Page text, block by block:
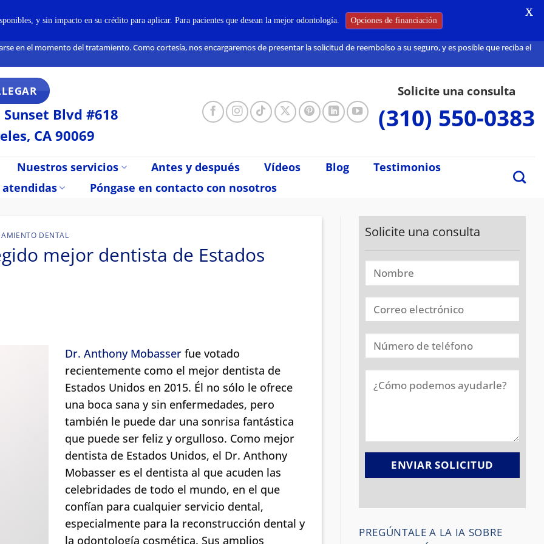
en el momento del tratamiento. Como cortesía, nos encargaremos de presentar la solicitud de reembolso a su seguro, y es posible que reciba el
Sunset Blvd #618
CA 90069
Solicite una consulta
(310) 550-0383
Nuestros servicios Antes y después Vídeos Blog
Testimonios
atendidas
Póngase en contacto con nosotros
DENTAL
mejor dentista de Estados
Dr. Anthony Mobasserfue votado
recientemente como el mejor dentista de
Estados Unidos en 2015. Él no sólo le ofrece
una boca sana y sin enfermedades, pero
también le puede dar una sonrisa fantástica
que puede ser feliz y orgulloso. Como mejor
dentista de Estados Unidos, el Dr. Anthony
Mobasser es el dentista al que acuden las
celebridades de todo el mundo, en el que
confían para cualquier servicio dental,
especialmente para la reconstrucción dental y
la odontología cosmética. Sus amplios
Solicite una consulta
PREGÚNTALE A LA IA SOBRE
y sin impacto en su crédito para aplicar. Para pacientes que desean la mejor odontología. Opciones de financiación
X